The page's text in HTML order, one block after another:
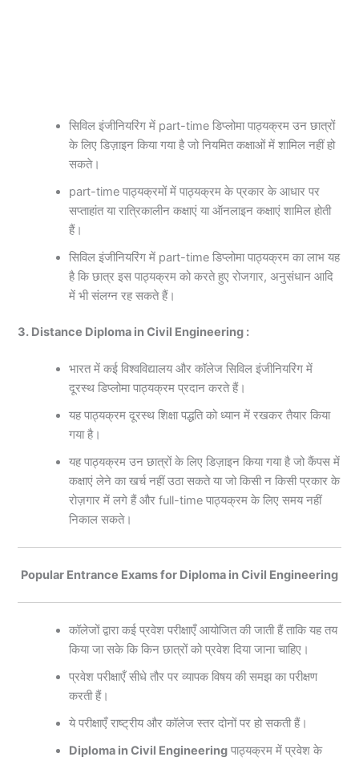
सिविल इंजीनियरिंग में part-time डिप्लोमा पाठ्यक्रम उन छात्रों
के लिए डिज़ाइन किया गया है जो नियमित कक्षाओं में शामिल नहीं हो
सकते।
part-time पाठ्यक्रमों में पाठ्यक्रम के प्रकार के आधार पर
सप्ताहांत या रात्रिकालीन कक्षाएं या ऑनलाइन कक्षाएं शामिल होती
हैं।
सिविल इंजीनियरिंग में part-time डिप्लोमा पाठ्यक्रम का लाभ यह
है कि छात्र इस पाठ्यक्रम को करते हुए रोजगार, अनुसंधान आदि
में भी संलग्न रह सकते हैं।
3. Distance Diploma in Civil Engineering :
भारत में कई विश्वविद्यालय और कॉलेज सिविल इंजीनियरिंग में
दूरस्थ डिप्लोमा पाठ्यक्रम प्रदान करते हैं।
यह पाठ्यक्रम दूरस्थ शिक्षा पद्धति को ध्यान में रखकर तैयार किया
गया है।
यह पाठ्यक्रम उन छात्रों के लिए डिज़ाइन किया गया है जो कैंपस में
कक्षाएं लेने का खर्च नहीं उठा सकते या जो किसी न किसी प्रकार के
रोज़गार में लगे हैं और full-time पाठ्यक्रम के लिए समय नहीं
निकाल सकते।
Popular Entrance Exams for Diploma in Civil Engineering
कॉलेजों द्वारा कई प्रवेश परीक्षाएँ आयोजित की जाती हैं ताकि यह तय
किया जा सके कि किन छात्रों को प्रवेश दिया जाना चाहिए।
प्रवेश परीक्षाएँ सीधे तौर पर व्यापक विषय की समझ का परीक्षण
करती हैं।
ये परीक्षाएँ राष्ट्रीय और कॉलेज स्तर दोनों पर हो सकती हैं।
Diploma in Civil Engineering पाठ्यक्रम में प्रवेश के